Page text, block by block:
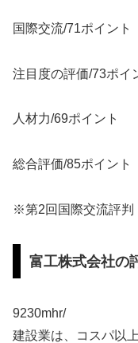
国際交流/71ポイント
注目度の評価/73ポイ
人材力/69ポイント
総合評価/85ポイント
※第2回国際交流評判
富工株式会社の
9230mhr/
建設業は、コスパ以